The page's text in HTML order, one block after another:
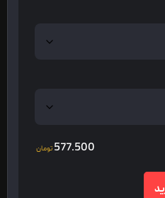
577.500 تومان